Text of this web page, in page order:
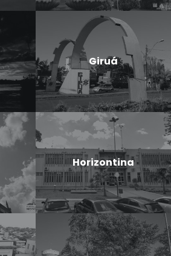
Giruá
Horizontina